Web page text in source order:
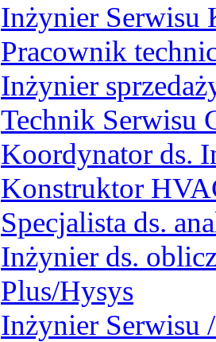
Inżynier Serwisu
Pracownik
Inżynier
Technik Serwisu
Koordynator ds.
Konstruktor
Specjalista ds.
Inżynier ds.
Plus/Hysys
Inżynier Serwisu